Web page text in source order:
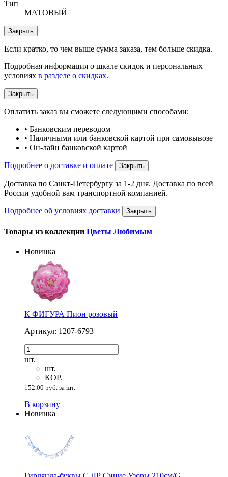
Тип
МАТОВЫЙ
Закрыть
Если кратко, то чем выше сумма заказа, тем больше скидка.
Подробная информация о шкале скидок и персональных
условиях в разделе о скидках.
Закрыть
Оплатить заказ вы сможете следующими способами:
• Банковским переводом
• Наличными или банковской картой при самовывозе
• Он-лайн банковской картой
Подробнее о доставке и оплате Закрыть
Доставка по Санкт-Петербургу за 1-2 дня. Доставка по всей
России удобной вам транспортной компанией.
Подробнее об условиях доставки Закрыть
Товары из коллекции Цветы Любимым
Новинка
К ФИГУРА Пион розовый
Артикул: 1207-6793
шт.
шт.
КОР.
152.00 руб. за шт.
В корзину
Новинка